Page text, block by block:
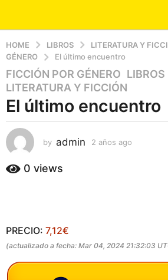
HOME LIBROS LITERATURA Y
GÉNERO
El último encuentro
2
a
ñ
s
a
o
o
s
g
FICCIÓN POR GÉNERO ,LIBROS
LITERATURA Y FICCIÓN
El último encuentro
by admin 2 años ago
0 views
PRECIO: 7,12€
(actualizado a fecha: Mar 04, 2024 21:32:03